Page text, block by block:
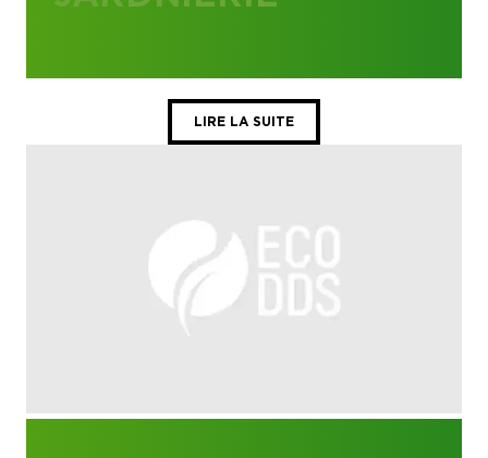
LIRE LA SUITE